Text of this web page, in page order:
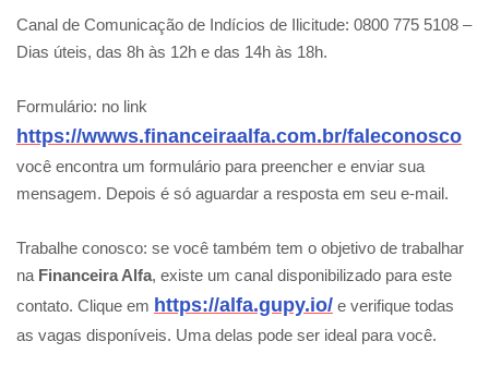
Canal de Comunicação de Indícios de Ilicitude: 0800 775 5108 –
Dias úteis, das 8h às 12h e das 14h às 18h.
Formulário: no link
https://wwws.financeiraalfa.com.br/faleconosco
você encontra um formulário para preencher e enviar sua
mensagem. Depois é só aguardar a resposta em seu e-mail.
Trabalhe conosco: se você também tem o objetivo de trabalhar
na Financeira Alfa, existe um canal disponibilizado para este
contato. Clique em https://alfa.gupy.io/ e verifique todas
as vagas disponíveis. Uma delas pode ser ideal para você.